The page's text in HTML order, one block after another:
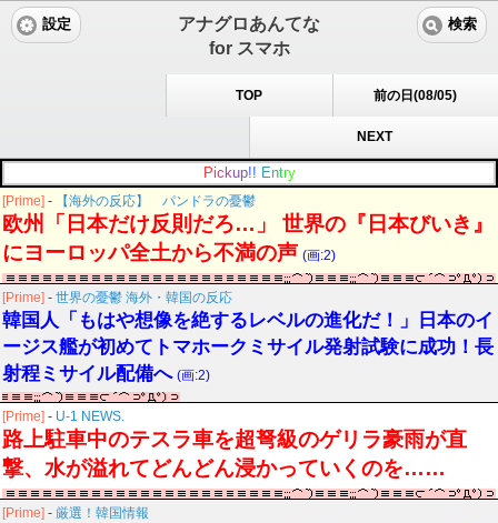
アナグロあんてな
for スマホ
設定 検索
TOP 前の日(08/05)
NEXT
Pic kup!! Entry
[Prime] - 【海外の反応】 パンドラの憂鬱
欧州「日本だけ反則だろ…」 世界の『日本びいき』
にヨーロッパ全土から不満の声 (画:2)
[Prime] - 世界の憂鬱 海外・韓国の反応
韓国人「もはや想像を絶するレベルの進化だ！」日本のイ
ージス艦が初めてトマホークミサイル発射試験に成功！長
射程ミサイル配備へ (画:2)
[Prime] - U-1 NEWS.
路上駐車中のテスラ車を超弩級のゲリラ豪雨が直
撃、水が溢れてどんどん浸かっていくのを……
[Prime] - 厳選！韓国情報